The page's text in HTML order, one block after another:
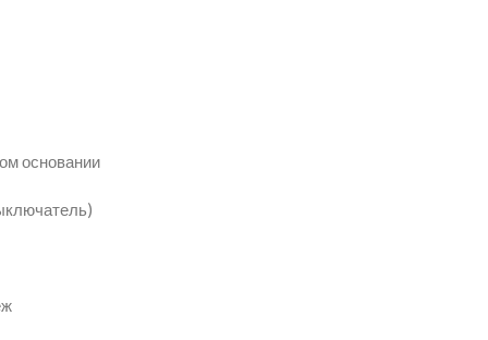
основании